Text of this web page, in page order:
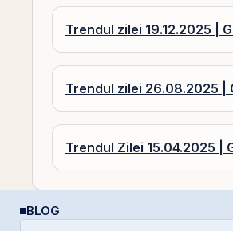
Trendul zilei 19.12.2025 |
Trendul zilei 26.08.2025 |
Trendul Zilei 15.04.2025 |
BLOG